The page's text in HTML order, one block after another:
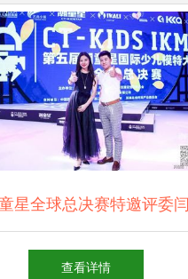
星全球总决赛特邀评委闫
赋予少年锋芒的舞台艺术
查看详情